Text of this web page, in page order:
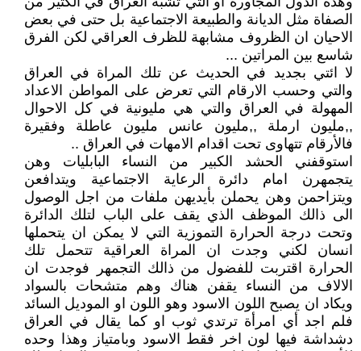
الصفاة مثل الديانة والطبيعة الاجتماعية بل حتى في بعض
الاحيان ان الظروف مشابهة للظرف العراقي لكن الفرق
شاسع بين المراتين ...
لا ائتي بجديد في الحديث عن تلك المراة في العراق
والتي وحسب الارقام التي تعرض على المواطن الاعداد
المهولة في العراق والتي هي مليونية في كل الاحوال
,,مليون ارملة ,,مليون عانس مليون عاطلة وفقيرة
فالأرقام تتهاوى تحت اقدام الامهات في العراق ..
استوقفني الحشد الكبير من النساء البابليات وهن
يتجمهرن امام دائرة الرعاية الاجتماعية ويتدافعن
ويتزاحمن وهن يحملن بأيديهن ملفات من اجل الوصول
الى ذالك الموظف الذي يقف على الباب لتلك الدائرة
وتحت درجة الحرارة التموزية التي لا يمكن ان يتحملها
انسان لكني وجدت ان المراة العراقية تتحمل تلك
الحرارة اقتربت للفضول من ذالك التجمهر فوجدت ان
الالاف من النساء يقفن هناك وهم متشحات بالسواد
ويكاد ان يصبح اللون الاسود وهو اللون او الموديل السائد
فلم اجد أي امرأة ترتدي ثوب او كما يقال في العراق
دشداشة فيها لون اخر فقط الاسود وبامتياز وهذا وحده